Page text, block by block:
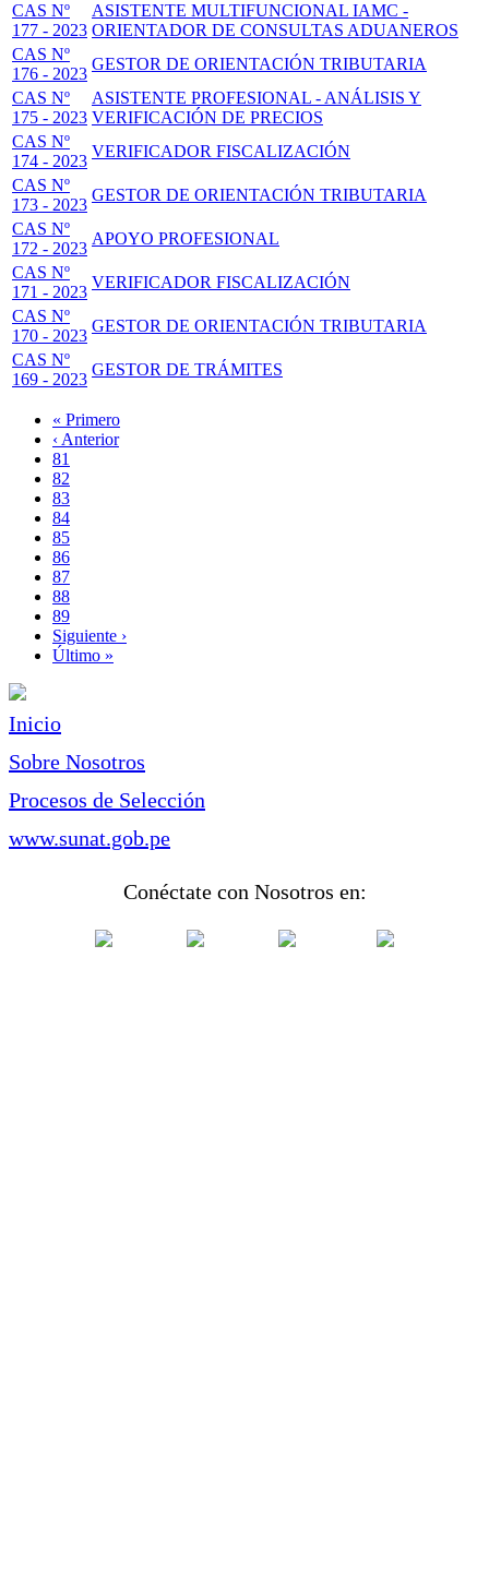
CAS Nº
177 - 2023
ASISTENTE MULTIFUNCIONAL IAMC -
ORIENTADOR DE CONSULTAS ADUANEROS
CAS Nº
176 - 2023
GESTOR DE ORIENTACIÓN TRIBUTARIA
CAS Nº
175 - 2023
ASISTENTE PROFESIONAL - ANÁLISIS Y
VERIFICACIÓN DE PRECIOS
CAS Nº
174 - 2023
VERIFICADOR FISCALIZACIÓN
CAS Nº
173 - 2023
GESTOR DE ORIENTACIÓN TRIBUTARIA
CAS Nº
172 - 2023
APOYO PROFESIONAL
CAS Nº
171 - 2023
VERIFICADOR FISCALIZACIÓN
CAS Nº
170 - 2023
GESTOR DE ORIENTACIÓN TRIBUTARIA
CAS Nº
169 - 2023
GESTOR DE TRÁMITES
Paginación
Primera
página
« Primero
Página
anterior
‹ Anterior
Page
81
Page
82
Page
83
Page
84
Página
actual
85
Page
86
Page
87
Page
88
Page
89
Siguiente
página
Siguiente ›
Última
Último »
Inicio
Sobre Nosotros
Procesos de Selección
www.sunat.gob.pe
Conéctate con Nosotros en: